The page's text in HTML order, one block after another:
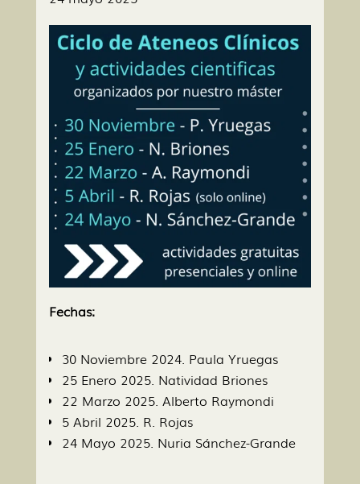
Fechas:
30 Noviembre 2024. Paula Yruegas
25 Enero 2025. Natividad Briones
22 Marzo 2025. Alberto Raymondi
5 Abril 2025. R. Rojas
24 Mayo 2025. Nuria Sánchez-Grande